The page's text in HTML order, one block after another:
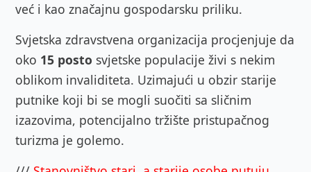
već i kao značajnu gospodarsku priliku.
Svjetska zdravstvena organizacija procjenjuje da
oko 15 posto svjetske populacije živi s nekim
oblikom invaliditeta. Uzimajući u obzir starije
putnike koji bi se mogli suočiti sa sličnim
izazovima, potencijalno tržište pristupačnog
turizma je golemo.